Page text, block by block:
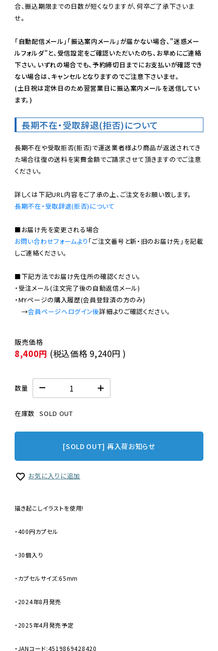
合、振込期限までの日数が短くなりますが、何卒ご了承下さいま
せ。
「自動配信メール」「振込案内メール」が届かない場合、”迷惑メー
ルフォルダ”と、受信設定をご確認いただいたのち、お早めにご連絡
下さい。いずれの場合でも、予約締切日までにお支払いが確認でき
ない場合は、キャンセルとなりますのでご注意下さいませ。
(土日祝は定休日のため翌営業日に振込案内メールを送信してい
ます。)
長期不在・受取辞退(拒否)について
長期不在や受取拒否(拒否)で運送業者様より商品が返送されてき
た場合往復の送料を実費金額でご請求させて頂きますのでご注意
ください。
長期不在・受取辞退(拒否)について
お問い合わせフォームより 「ご注文番号と新・旧のお届け先」を記載
しご連絡ください。
■下記方法でお届け先住所の確認ください。
・受注メール(注文完了後の自動返信メール)
・MYページの購入履歴(会員登録済の方のみ)
→会員ページへログイン後
8,400円 (税込価格 9,240円 )
数量
在庫数 SOLD OUT
[SOLD OUT] 再入荷お知らせ
お気に入りに追加
描き起こしイラストを使用!
・400円カプセル
・30個入り
・カプセルサイズ:65mm
・2024年8月発売
・2025年4月発売予定
・JANコード:4519869428420